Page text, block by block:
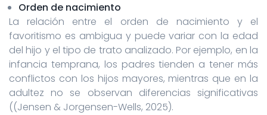
Orden de nacimiento
La relación entre el orden de nacimiento y el
favoritismo es ambigua y puede variar con la edad
del hijo y el tipo de trato analizado. Por ejemplo, en la
infancia temprana, los padres tienden a tener más
conflictos con los hijos mayores, mientras que en la
adultez no se observan diferencias significativas
((Jensen & Jorgensen-Wells, 2025).